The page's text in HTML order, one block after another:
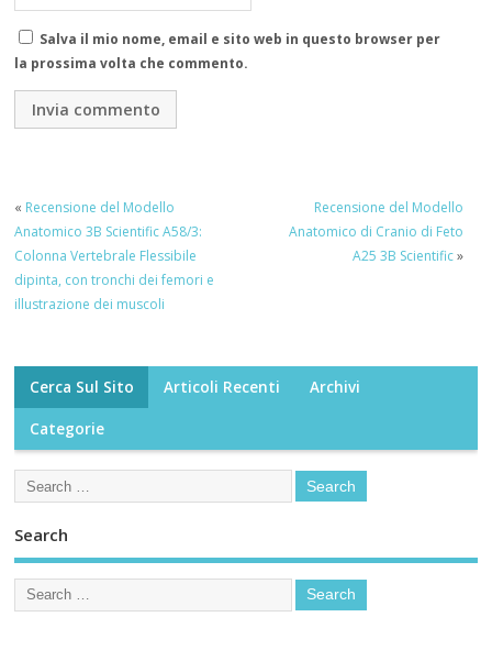
Salva il mio nome, email e sito web in questo browser per
la prossima volta che commento.
« Recensione del Modello
Anatomico 3B Scientific A58/3:
Colonna Vertebrale Flessibile
dipinta, con tronchi dei femori e
illustrazione dei muscoli
Recensione del Modello
Anatomico di Cranio di Feto
A25 3B Scientific»
Cerca Sul Sito Articoli Recenti Archivi
Categorie
Search